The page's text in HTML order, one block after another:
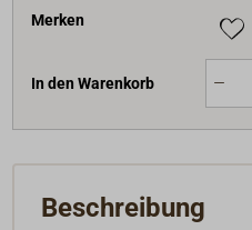
Merken
In den Warenkorb
Beschreibung